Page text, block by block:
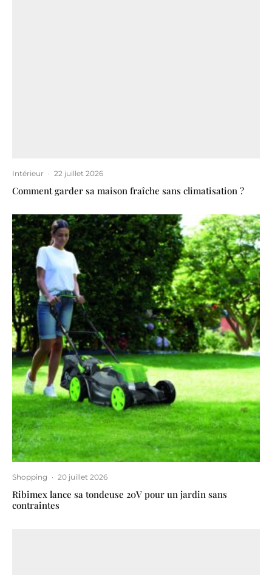
Intérieur · 22 juillet 2026
Comment garder sa maison fraîche sans climatisation ?
Shopping · 20 juillet 2026
Ribimex lance sa tondeuse 20V pour un jardin sans
contraintes